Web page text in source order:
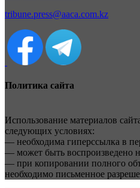
tribune.press@aaca.com.kz
Политика сайта
Использование материалов
следующих условиях:
— необходима гиперссылка в
— может быть воспроизведено
— при копировании полного
необходимо письменное